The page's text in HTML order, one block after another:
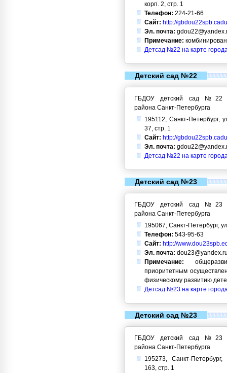
корп. 2, стр. 1
Телефон: 224-21-66
Сайт: http://
Эл. почта:
Примечание:
Детсад №22 на карте
Детский сад №22
ГБДОУ детский сад №22
района Санкт-Петербурга
195112, Санкт-Петербург,
37, стр. 1
Сайт: http://
Эл. почта:
Детсад №22 на карте
Детский сад №23
ГБДОУ детский сад №23
района Санкт-Петербурга
195067, Санкт-Петербург,
Телефон: 543-95-63
Сайт: http://
Эл. почта:
Примечание:
приоритетным
физическому развитию
Детсад №23 на карте
Детский сад №23
ГБДОУ детский сад №23
района Санкт-Петербурга
195273, Санкт-
163, стр. 1